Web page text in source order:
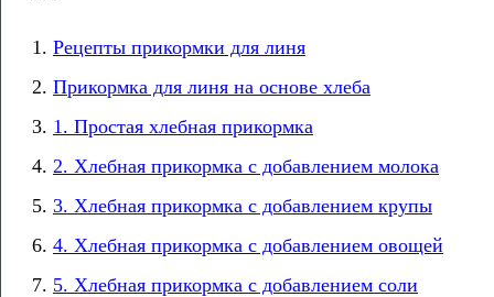
Рецепты прикормки для линя
Прикормка для линя на основе хлеба
1. Простая хлебная прикормка
2. Хлебная прикормка с добавлением молока
3. Хлебная прикормка с добавлением крупы
4. Хлебная прикормка с добавлением овощей
5. Хлебная прикормка с добавлением соли